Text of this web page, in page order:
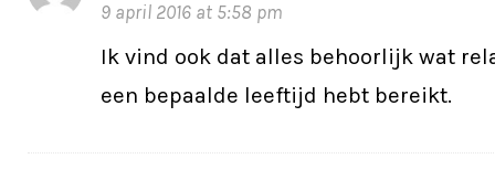
9 april 2016 at 5:58 pm
Ik vind ook dat alles behoorlijk wat
een bepaalde leeftijd hebt bereikt.